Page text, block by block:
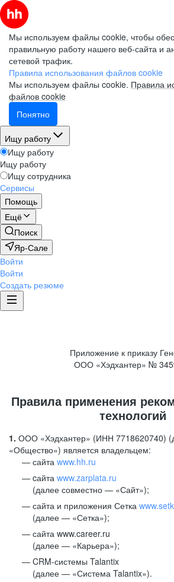
Мы используем файлы cookie, чтобы
правильную работу нашего веб-сайта и
сетевой трафик.
Правила использования файлов cookie
Мы используем файлы cookie. Правила
файлов cookie
Понятно
Ищу работу
Ищу работу
Ищу работу
Ищу сотрудника
Сервисы
Помощь
Ещё
Поиск
Яр-Сале
Войти
Войти
Создать резюме
Приложение к приказу
ООО «Хэдхантер» №
Правила применения
технологий
1. ООО «Хэдхантер» (ИНН 7718620740)
«Общество») является владельцем:
сайта www.hh.ru
cайта www.zarplata.ru
(далее совместно — «Сайт»);
сайта и приложения Сетка
(далее — «Сетка»);
сайта www.career.ru
(далее — «Карьера»);
CRM-системы Talantix
(далее — «Система Talantix»).